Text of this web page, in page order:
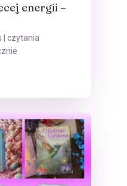
energii –
| czytania